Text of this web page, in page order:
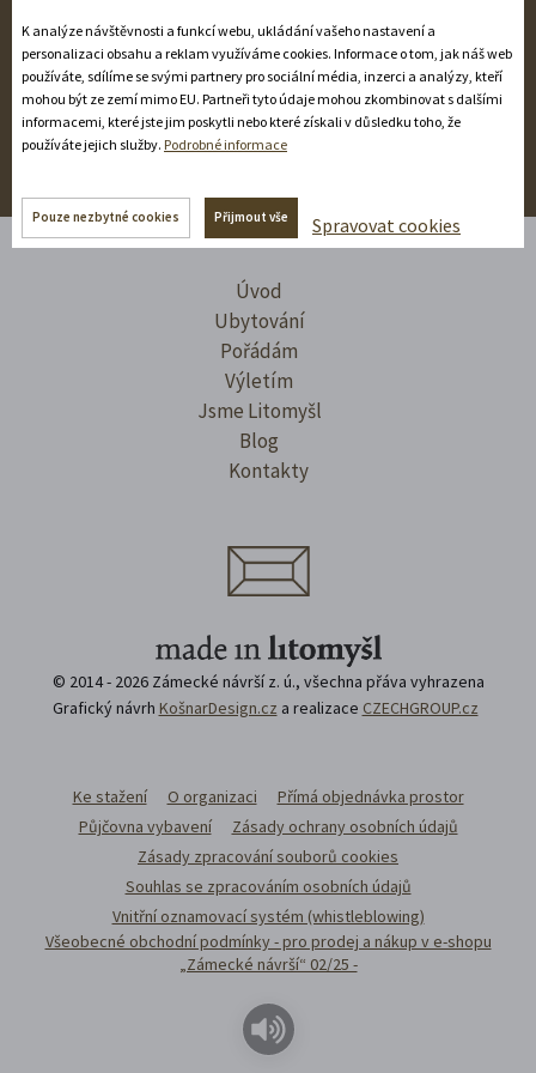
statusů a sdílíme online. Mrkněte!
Úvod
Ubytování
Pořádám
Výletím
Jsme Litomyšl
Blog
Kontakty
© 2014 - 2026 Zámecké návrší z. ú., všechna přáva vyhrazena
Grafický návrh KošnarDesign.cz a realizace CZECHGROUP.cz
Ke stažení O organizaci
Přímá objednávka prostor
Půjčovna vybavení
Zásady ochrany osobních údajů
Zásady zpracování souborů cookies
Souhlas se zpracováním osobních údajů
Vnitřní oznamovací systém (whistleblowing)
Všeobecné obchodní podmínky - pro prodej a nákup v e-shopu
„Zámecké návrší“ 02/25 -
K analýze návštěvnosti a funkcí webu, ukládání vašeho nastavení a
personalizaci obsahu a reklam využíváme cookies. Informace o tom, jak náš web
používáte, sdílíme se svými partnery pro sociální média, inzerci a analýzy, kteří
mohou být ze zemí mimo EU. Partneři tyto údaje mohou zkombinovat s dalšími
informacemi, které jste jim poskytli nebo které získali v důsledku toho, že
používáte jejich služby. Podrobné informace
Pouze nezbytné cookies Přijmout vše Spravovat cookies